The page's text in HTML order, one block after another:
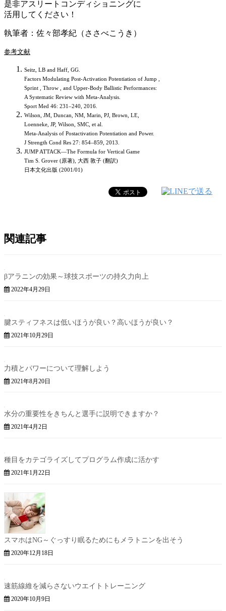
是非アスリートコンディショニングに
活用してください！
執筆者：佐々部孝紀（ささべこうき）
参考文献
Seitz, LB and Haff, GG.
Factors Modulating Post-Activation Potentiation of Jump ,
Sprint , Throw , and Upper-Body Ballistic Performances:
A Systematic Review with Meta-Analysis.
Sport Med 46: 231–240, 2016.
Wilson, JM, Duncan, NM, Marin, PJ, Brown, LE,
Loenneke, JP, Wilson, SMC, et al.
Meta-Analysis of Postactivation Potentiation and Power.
J Strength Cond Res 27: 854–859, 2013.
JUMP ATTACK―The Formula for Vertical Game
Tim S. Grover (原著), 大西 敦子 (翻訳)
日本文化出版 (2001/01)
関連記事
βアラニンの効果～球技スポーツの持久力向上
2022年4月29日
腱スティフネスは低いほうが良い？高いほうが良い？
2021年10月29日
力積とパワーについて理解しよう
2021年8月20日
水分の重要性をきちんと選手に説明できますか？
2021年4月2日
種目をカテゴライズしてプログラム作成に活かす
2021年1月22日
スマホはNG～ぐっすり眠るためにもメラトニンを出そう
2020年12月18日
速筋線維を減らさないウエイトトレーニング
2020年10月9日